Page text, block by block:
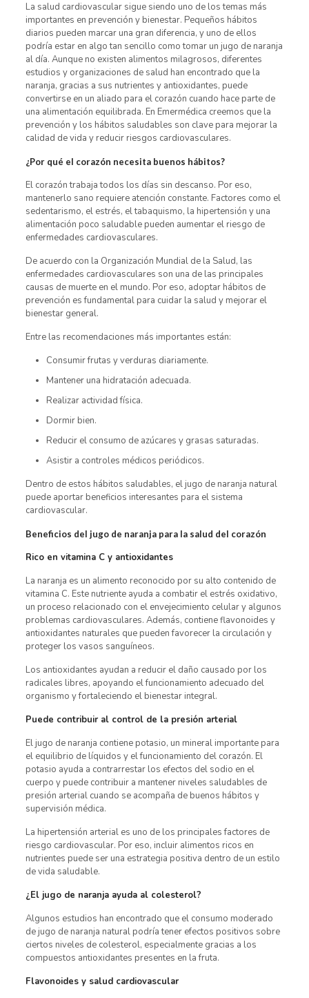
La salud cardiovascular sigue siendo uno de los temas más
importantes en prevención y bienestar. Pequeños hábitos
diarios pueden marcar una gran diferencia, y uno de ellos
podría estar en algo tan sencillo como tomar un jugo de naranja
al día. Aunque no existen alimentos milagrosos, diferentes
estudios y organizaciones de salud han encontrado que la
naranja, gracias a sus nutrientes y antioxidantes, puede
convertirse en un aliado para el corazón cuando hace parte de
una alimentación equilibrada. En Emermédica creemos que la
prevención y los hábitos saludables son clave para mejorar la
calidad de vida y reducir riesgos cardiovasculares.
¿Por qué el corazón necesita buenos hábitos?
El corazón trabaja todos los días sin descanso. Por eso,
mantenerlo sano requiere atención constante. Factores como el
sedentarismo, el estrés, el tabaquismo, la hipertensión y una
alimentación poco saludable pueden aumentar el riesgo de
enfermedades cardiovasculares.
De acuerdo con la Organización Mundial de la Salud, las
enfermedades cardiovasculares son una de las principales
causas de muerte en el mundo. Por eso, adoptar hábitos de
prevención es fundamental para cuidar la salud y mejorar el
bienestar general.
Entre las recomendaciones más importantes están:
Consumir frutas y verduras diariamente.
Mantener una hidratación adecuada.
Realizar actividad física.
Dormir bien.
Reducir el consumo de azúcares y grasas saturadas.
Asistir a controles médicos periódicos.
Dentro de estos hábitos saludables, el jugo de naranja natural
puede aportar beneficios interesantes para el sistema
cardiovascular.
Beneficios del jugo de naranja para la salud del corazón
Rico en vitamina C y antioxidantes
La naranja es un alimento reconocido por su alto contenido de
vitamina C. Este nutriente ayuda a combatir el estrés oxidativo,
un proceso relacionado con el envejecimiento celular y algunos
problemas cardiovasculares. Además, contiene flavonoides y
antioxidantes naturales que pueden favorecer la circulación y
proteger los vasos sanguíneos.
Los antioxidantes ayudan a reducir el daño causado por los
radicales libres, apoyando el funcionamiento adecuado del
organismo y fortaleciendo el bienestar integral.
Puede contribuir al control de la presión arterial
El jugo de naranja contiene potasio, un mineral importante para
el equilibrio de líquidos y el funcionamiento del corazón. El
potasio ayuda a contrarrestar los efectos del sodio en el
cuerpo y puede contribuir a mantener niveles saludables de
presión arterial cuando se acompaña de buenos hábitos y
supervisión médica.
La hipertensión arterial es uno de los principales factores de
riesgo cardiovascular. Por eso, incluir alimentos ricos en
nutrientes puede ser una estrategia positiva dentro de un estilo
de vida saludable.
¿El jugo de naranja ayuda al colesterol?
Algunos estudios han encontrado que el consumo moderado
de jugo de naranja natural podría tener efectos positivos sobre
ciertos niveles de colesterol, especialmente gracias a los
compuestos antioxidantes presentes en la fruta.
Flavonoides y salud cardiovascular